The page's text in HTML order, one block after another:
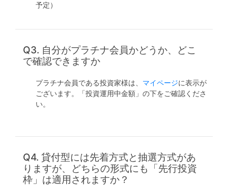
予定）
Q3. 自分がプラチナ会員かどうか、どこ
で確認できますか
プラチナ会員である投資家様は、 マイページに表示が
ございます。「投資運用中金額」の下をご確認くださ
い。
Q4. 貸付型には先着方式と抽選方式があ
りますが、どちらの形式にも「先行投資
枠」は適用されますか？